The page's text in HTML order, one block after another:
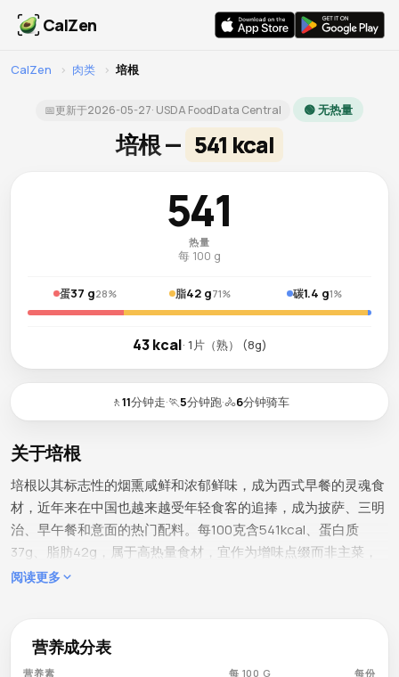
CalZen
CalZen › 肉类 › 培根
📅更新于2026-05-27· USDA FoodData Central 🟢 无热量
培根 — 541 kcal
541
热量
每 100 g
蛋37 g28% 脂42 g71% 碳1.4 g1%
43 kcal· 1片（熟） (8g)
🚶11分钟走·🏃5分钟跑·🚴6分钟骑车
关于培根
培根以其标志性的烟熏咸鲜和浓郁鲜味，成为西式早餐的灵魂食
材，近年来在中国也越来越受年轻食客的追捧，成为披萨、三明
治、早午餐和意面的热门配料。每100克含541kcal、蛋白质
37g、脂肪42g，属于高热量食材，宜作为增味点缀而非主菜，
控制分量是享用培根的智慧之道，让美味成为日常小确幸。
烟酸达11.6mg，超过每日推荐摄入量的68%，在能量代谢中发挥
核心作用。硫胺素（0.44mg）约占每日推荐摄入量的37%，泛
阅读更多
营养成分表
营养素 每 100 G 每份